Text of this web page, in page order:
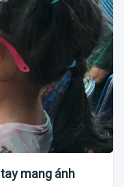
mang ánh